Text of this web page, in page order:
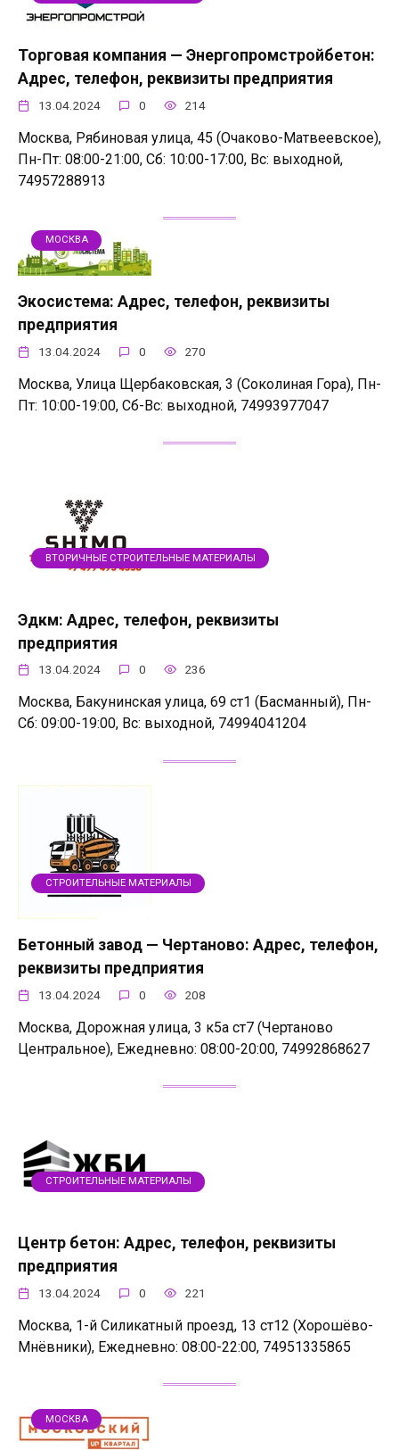
Торговая компания — Энергопромстройбетон:
Адрес, телефон, реквизиты предприятия
13.04.2024 0 214
Москва, Рябиновая улица, 45 (Очаково-Матвеевское),
Пн-Пт: 08:00-21:00, Сб: 10:00-17:00, Вс: выходной,
74957288913
МОСКВА
Экосистема: Адрес, телефон, реквизиты
предприятия
13.04.2024 0 270
Москва, Улица Щербаковская, 3 (Соколиная Гора), Пн-
Пт: 10:00-19:00, Сб-Вс: выходной, 74993977047
ВТОРИЧНЫЕ СТРОИТЕЛЬНЫЕ МАТЕРИАЛЫ
Эдкм: Адрес, телефон, реквизиты
предприятия
13.04.2024 0 236
Москва, Бакунинская улица, 69 ст1 (Басманный), Пн-
Сб: 09:00-19:00, Вс: выходной, 74994041204
СТРОИТЕЛЬНЫЕ МАТЕРИАЛЫ
Бетонный завод — Чертаново: Адрес, телефон,
реквизиты предприятия
13.04.2024 0 208
Москва, Дорожная улица, 3 к5а ст7 (Чертаново
Центральное), Ежедневно: 08:00-20:00, 74992868627
СТРОИТЕЛЬНЫЕ МАТЕРИАЛЫ
Центр бетон: Адрес, телефон, реквизиты
предприятия
13.04.2024 0 221
Москва, 1-й Силикатный проезд, 13 ст12 (Хорошёво-
Мнёвники), Ежедневно: 08:00-22:00, 74951335865
МОСКВА